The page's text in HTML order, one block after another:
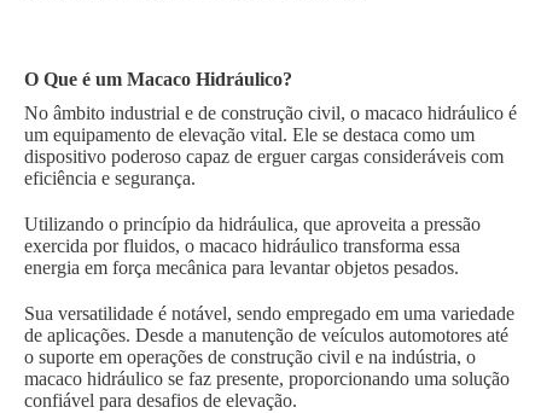
O Que é um Macaco Hidráulico?
No âmbito industrial e de construção civil, o macaco hidráulico é
um equipamento de elevação vital. Ele se destaca como um
dispositivo poderoso capaz de erguer cargas consideráveis com
eficiência e segurança.
Utilizando o princípio da hidráulica, que aproveita a pressão
exercida por fluidos, o macaco hidráulico transforma essa
energia em força mecânica para levantar objetos pesados.
Sua versatilidade é notável, sendo empregado em uma variedade
de aplicações. Desde a manutenção de veículos automotores até
o suporte em operações de construção civil e na indústria, o
macaco hidráulico se faz presente, proporcionando uma solução
confiável para desafios de elevação.